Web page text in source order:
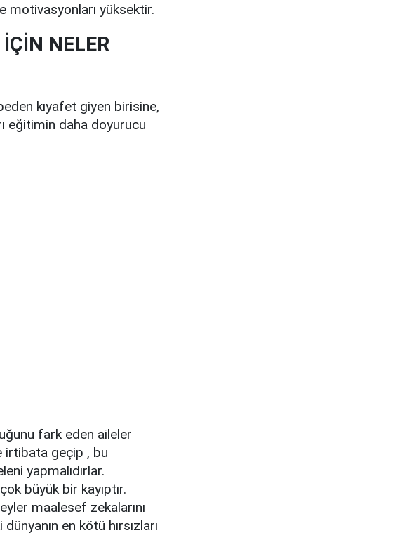
motivasyonları yüksektir.
NELER
kıyafet giyen birisine,
eğitimin daha doyurucu
fark eden aileler
irtibata geçip , bu
yapmalıdırlar.
büyük bir kayıptır.
maalesef zekalarını
en kötü hırsızları